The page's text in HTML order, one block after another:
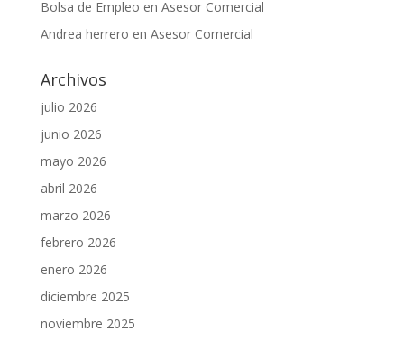
Bolsa de Empleo en Asesor Comercial
Andrea herrero en Asesor Comercial
Archivos
julio 2026
junio 2026
mayo 2026
abril 2026
marzo 2026
febrero 2026
enero 2026
diciembre 2025
noviembre 2025